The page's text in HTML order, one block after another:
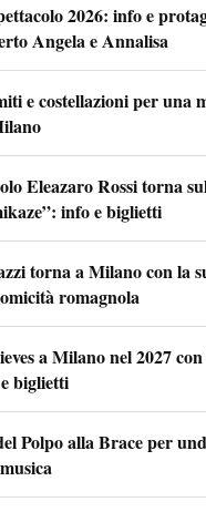
2026: info e
Angela e Annalisa
e costellazioni per una
Eleazaro Rossi torna
info e biglietti
torna a Milano con la
romagnola
a Milano nel 2027
biglietti
Polpo alla Brace per